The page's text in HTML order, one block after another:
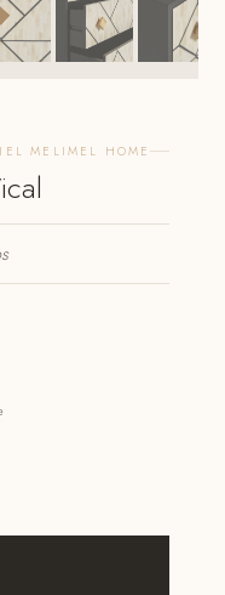
MELIMEL HOME